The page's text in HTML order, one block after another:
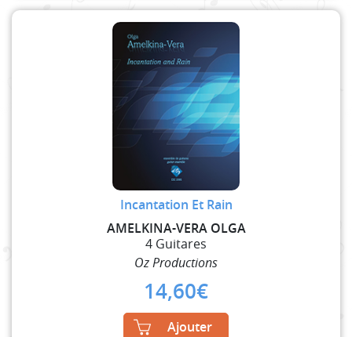
Incantation Et Rain
AMELKINA-VERA OLGA
4 Guitares
Oz Productions
14,60€
Ajouter